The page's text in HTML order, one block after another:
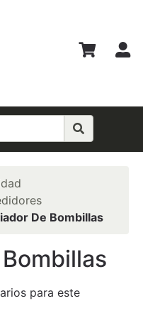
la Página
De Bombillas
para este